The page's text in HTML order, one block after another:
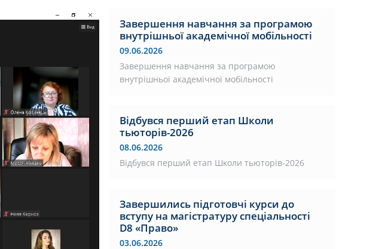
Завершення навчання за програмою
внутрішньої академічної мобільності
09.06.2026
Завершення навчання за програмою
внутрішньої академічної мобільності
Відбувся перший етап Школи
тьюторів-2026
08.06.2026
Відбувся перший етап Школи тьюторів-2026
Завершились підготовчі курси до
вступу на магістратуру спеціальності
D8 «Право»
03.06.2026